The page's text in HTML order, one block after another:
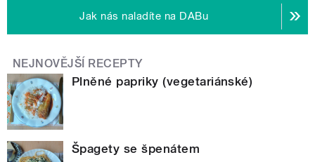
Jak nás naladíte na DABu
NEJNOVĚJŠÍ RECEPTY
Plněné papriky (vegetariánské)
Špagety se špenátem